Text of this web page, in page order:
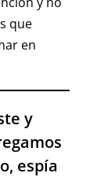
que
en
y
espía